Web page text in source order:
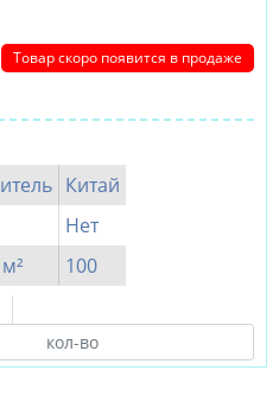
Товар скоро появится в продаже
Китай
Нет
100